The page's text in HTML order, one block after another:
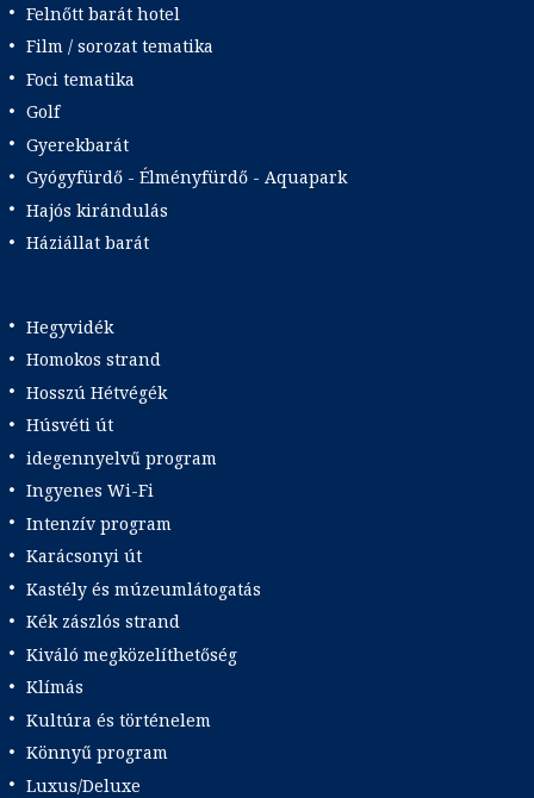
Felnőtt barát hotel
Film / sorozat tematika
Foci tematika
Golf
Gyerekbarát
Gyógyfürdő - Élményfürdő - Aquapark
Hajós kirándulás
Háziállat barát
Hegyvidék
Homokos strand
Hosszú Hétvégék
Húsvéti út
idegennyelvű program
Ingyenes Wi-Fi
Intenzív program
Karácsonyi út
Kastély és múzeumlátogatás
Kék zászlós strand
Kiváló megközelíthetőség
Klímás
Kultúra és történelem
Könnyű program
Luxus/Deluxe